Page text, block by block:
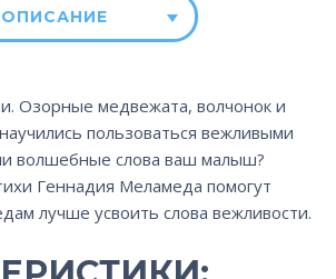
ОПИСАНИЕ
Озорные медвежата, волчонок и
пользоваться вежливыми
волшебные слова ваш малыш?
Геннадия Меламеда помогут
лучше усвоить слова вежливости.